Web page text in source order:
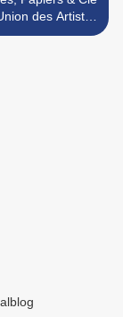
du Brabant wallon >